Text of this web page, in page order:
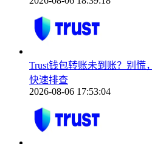
Trust钱包转账未到账？别慌
快速排查
2026-08-06 17:53:04